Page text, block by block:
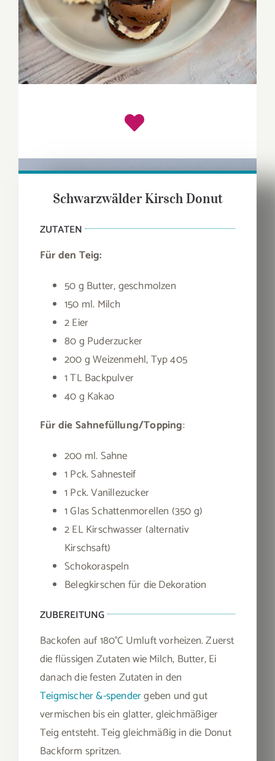
Schwarzwälder Kirsch Donut
ZUTATEN
Für den Teig:
50 g Butter, geschmolzen
150 ml. Milch
2 Eier
80 g Puderzucker
200 g Weizenmehl, Typ 405
1 TL Backpulver
40 g Kakao
Für die Sahnefüllung/Topping:
200 ml. Sahne
1 Pck. Sahnesteif
1 Pck. Vanillezucker
1 Glas Schattenmorellen (350 g)
2 EL Kirschwasser (alternativ
Kirschsaft)
Schokoraspeln
Belegkirschen für die Dekoration
ZUBEREITUNG
Backofen auf 180°C Umluft vorheizen. Zuerst
die flüssigen Zutaten wie Milch, Butter, Ei
danach die festen Zutaten in den
Teigmischer &-spendergeben und gut
vermischen bis ein glatter, gleichmäßiger
Teig entsteht. Teig gleichmäßig in die Donut
Backform spritzen.